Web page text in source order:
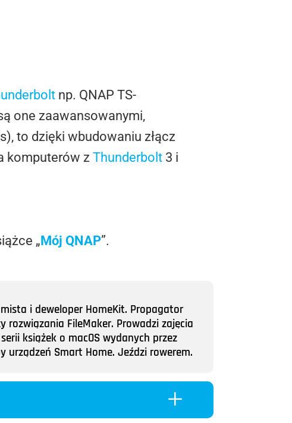
np. QNAP TS-
one zaawansowanymi,
to dzięki wbudowaniu złącz
komputerów z Thunderbolt 3 i
„Mój QNAP”.
i deweloper HomeKit. Propagator
FileMaker. Prowadzi zajęcia
książek o macOS wydanych przez
Smart Home. Jeździ rowerem.
L